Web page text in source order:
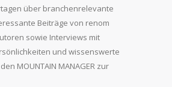
über branchenrelevante
Beiträge von renom
sowie Interviews mit
und wissenswerte
MOUNTAIN MANAGER zur